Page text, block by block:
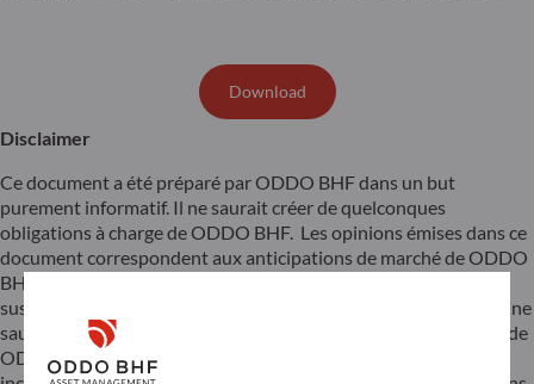
Download
Disclaimer
Ce document a été préparé par ODDO BHF dans un but
purement informatif. Il ne saurait créer de quelconques
obligations à charge de ODDO BHF. Les opinions émises dans ce
document correspondent aux anticipations de marché de ODDO
BHF au moment de la publication de document. Elles sont
susceptibles d’évoluer en fonction des conditions de marché et ne
sauraient en aucun cas engager la responsabilité contractuelle de
ODDO BHF. Toute référence à des valeurs individuelles a été